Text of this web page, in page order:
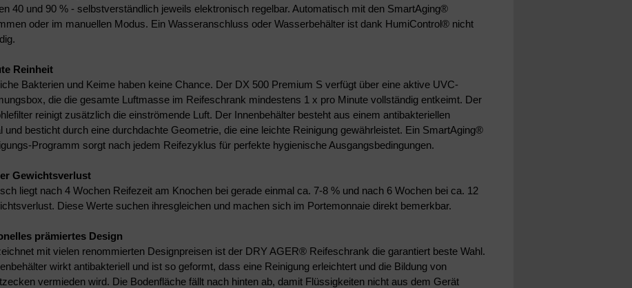
40 und 90 % - selbstverständlich jeweils elektronisch regelbar. Automatisch mit den SmartAging®
oder im manuellen Modus. Ein Wasseranschluss oder Wasserbehälter ist dank HumiControl® nicht
Reinheit
Bakterien und Keime haben keine Chance. Der DX 500 Premium S verfügt über eine aktive UVC-
die die gesamte Luftmasse im Reifeschrank mindestens 1 x pro Minute vollständig entkeimt. Der
reinigt zusätzlich die einströmende Luft. Der Innenbehälter besteht aus einem antibakteriellen
und besticht durch eine durchdachte Geometrie, die eine leichte Reinigung gewährleistet. Ein SmartAging®
Programm sorgt nach jedem Reifezyklus für perfekte hygienische Ausgangsbedingungen.
Gewichtsverlust
liegt nach 4 Wochen Reifezeit am Knochen bei gerade einmal ca. 7-8 % und nach 6 Wochen bei ca. 12
Diese Werte suchen ihresgleichen und machen sich im Portemonnaie direkt bemerkbar.
prämiertes Design
mit vielen renommierten Designpreisen ist der DRY AGER® Reifeschrank die garantiert beste Wahl.
wirkt antibakteriell und ist so geformt, dass eine Reinigung erleichtert und die Bildung von
vermieden wird. Die Bodenfläche fällt nach hinten ab, damit Flüssigkeiten nicht aus dem Gerät